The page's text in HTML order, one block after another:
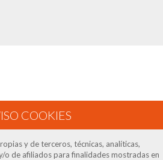
comprar?
2 con total
y de terceros, técnicas, analíticas,
o de afiliados para finalidades mostradas en